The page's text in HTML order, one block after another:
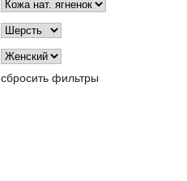
сбросить фильтры